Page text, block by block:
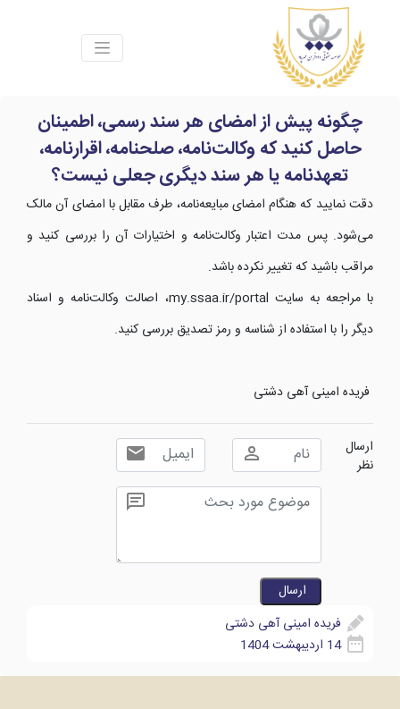
چگونه پیش از امضای هر سند رسمی، اطمینان
حاصل کنید که وکالت‌نامه، صلحنامه، اقرارنامه،
تعهدنامه یا هر سند دیگری جعلی نیست؟
دقت نمایید که هنگام امضای مبایعه‌نامه، طرف مقابل با امضای آن مالک
می‌شود. پس مدت اعتبار وکالت‌نامه و اختیارات آن را بررسی کنید و
مراقب باشید که تغییر نکرده باشد.
با مراجعه به سایت my.ssaa.ir/portal، اصالت وکالت‌نامه و اسناد
دیگر را با استفاده از شناسه و رمز تصدیق بررسی کنید.
فریده امینی آهی دشتی
ارسال
نظر
فریده امینی آهی دشتی
14 اردیبهشت 1404